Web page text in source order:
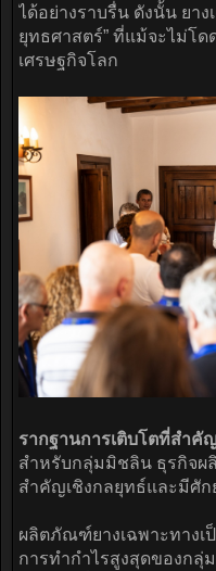
ได้อย่างราบรื่น ดังนั้น ยาง
ยุทธศาสตร์” ที่แม้จะไม่โด
เศรษฐกิจโลก
รากฐานการเติบโตที่สำ
สำหรับกลุ่มมิชลิน ธุรกิจผ
สำคัญเชิงกลยุทธ์และมีศัก
ผลิตภัณฑ์ยางเฉพาะทาง
การทำกำไรสูงสุดของกลุ่